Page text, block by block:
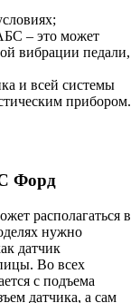
– это может
вибрации педали,
и всей системы
прибором.
Форд
располагаться в
нужно
датчик
Во всех
с подъема
датчика, а сам